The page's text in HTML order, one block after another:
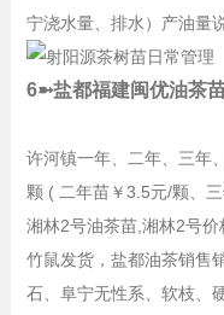
宁浇水量、排水）产油量说
6➼盐都福建闽优油茶
许河镇一年、二年、三年
颗 ( 二年苗￥3.5元/颗、
湘林2号油茶苗,湘林2号
竹鼠发货，盐都油茶销售
石、阜宁无性系、软枝、